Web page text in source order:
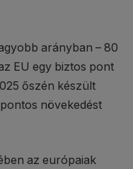
arányban – 80
EU egy biztos pont
őszén készült
növekedést
az európaiak